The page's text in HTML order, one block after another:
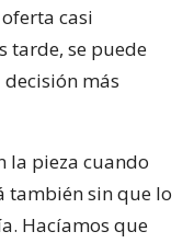
casi
tarde, se puede
más
la pieza cuando
también sin que lo
Hacíamos que